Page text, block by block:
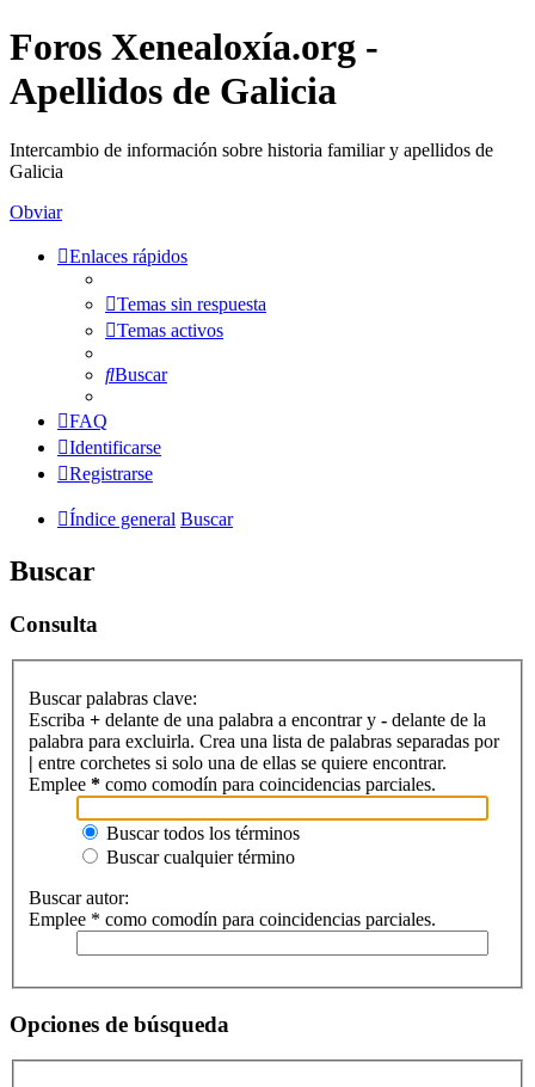
Foros Xenealoxía.org -
Apellidos de Galicia
Intercambio de información sobre historia familiar y apellidos de
Galicia
Obviar
Enlaces rápidos
Temas sin respuesta
Temas activos
Buscar
FAQ
Identificarse
Registrarse
Índice general Buscar
Buscar
Consulta
Buscar palabras clave:
Escriba + delante de una palabra a encontrar y - delante de la
palabra para excluirla. Crea una lista de palabras separadas por
| entre corchetes si solo una de ellas se quiere encontrar.
Emplee * como comodín para coincidencias parciales.
Buscar todos los términos
Buscar cualquier término
Buscar autor:
Emplee * como comodín para coincidencias parciales.
Opciones de búsqueda